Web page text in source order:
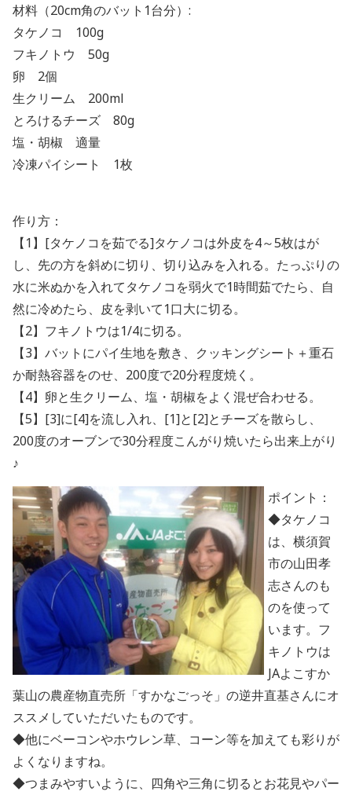
材料（20cm角のバット1台分）:
タケノコ 100g
フキノトウ 50g
卵 2個
生クリーム 200ml
とろけるチーズ 80g
塩・胡椒 適量
冷凍パイシート 1枚
作り方：
【1】[タケノコを茹でる]タケノコは外皮を4～5枚はが
し、先の方を斜めに切り、切り込みを入れる。たっぷりの
水に米ぬかを入れてタケノコを弱火で1時間茹でたら、自
然に冷めたら、皮を剥いて1口大に切る。
【2】フキノトウは1/4に切る。
【3】バットにパイ生地を敷き、クッキングシート＋重石
か耐熱容器をのせ、200度で20分程度焼く。
【4】卵と生クリーム、塩・胡椒をよく混ぜ合わせる。
【5】[3]に[4]を流し入れ、[1]と[2]とチーズを散らし、
200度のオーブンで30分程度こんがり焼いたら出来上がり
♪
ポイント：
◆タケノコ
は、横須賀
市の山田孝
志さんのも
のを使って
います。フ
キノトウは
JAよこすか
葉山の農産物直売所「すかなごっそ」の逆井直基さんにオ
ススメしていただいたものです。
◆他にベーコンやホウレン草、コーン等を加えても彩りが
よくなりますね。
◆つまみやすいように、四角や三角に切るとお花見やパー